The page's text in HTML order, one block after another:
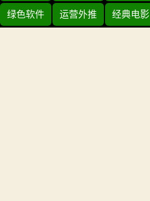
绿色软件 运营外推 经典电影